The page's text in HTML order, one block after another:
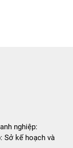
nghiệp:
Sở kế hoạch và